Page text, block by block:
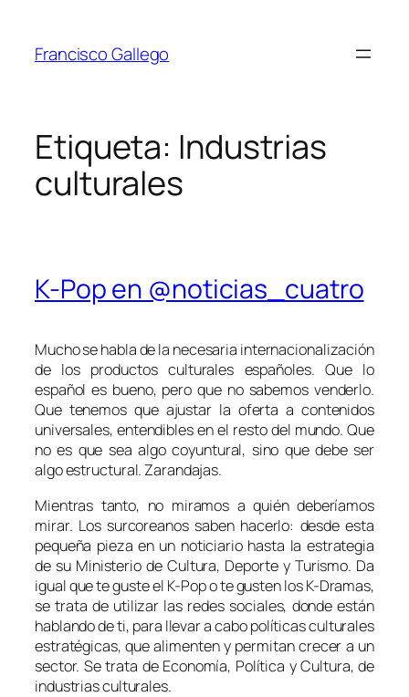
contenido
Francisco Gallego
Etiqueta: Industrias
culturales
K-Pop en @noticias_cuatro
Mucho se habla de la necesaria internacionalización
de los productos culturales españoles. Que lo
español es bueno, pero que no sabemos venderlo.
Que tenemos que ajustar la oferta a contenidos
universales, entendibles en el resto del mundo. Que
no es que sea algo coyuntural, sino que debe ser
algo estructural. Zarandajas.
Mientras tanto, no miramos a quién deberíamos
mirar. Los surcoreanos saben hacerlo: desde esta
pequeña pieza en un noticiario hasta la estrategia
de su Ministerio de Cultura, Deporte y Turismo. Da
igual que te guste el K-Pop o te gusten los K-Dramas,
se trata de utilizar las redes sociales, donde están
hablando de ti, para llevar a cabo políticas culturales
estratégicas, que alimenten y permitan crecer a un
sector. Se trata de Economía, Política y Cultura, de
industrias culturales.